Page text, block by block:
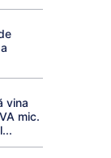
vina
mic.